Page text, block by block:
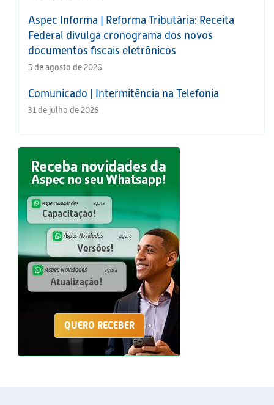
Aspec Informa | Reforma Tributária: Receita
Federal divulga cronograma dos novos
documentos fiscais eletrônicos
5 de agosto de 2026
Comunicado | Intermitência na Telefonia
31 de julho de 2026
QUERO RECEBER